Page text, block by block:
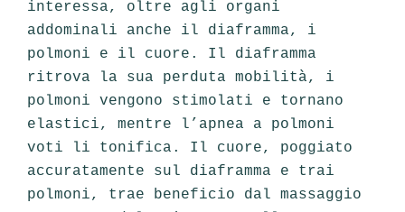
interessa, oltre agli organi
addominali anche il diaframma, i
polmoni e il cuore. Il diaframma
ritrova la sua perduta mobilità, i
polmoni vengono stimolati e tornano
elastici, mentre l’apnea a polmoni
voti li tonifica. Il cuore, poggiato
accuratamente sul diaframma e trai
polmoni, trae beneficio dal massaggio